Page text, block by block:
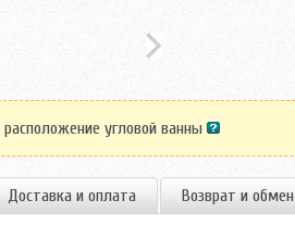
угловой ванны
Доставка и оплата Возврат и обмен